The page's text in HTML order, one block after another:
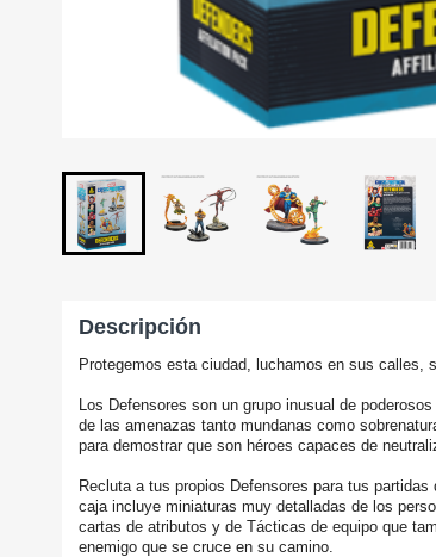
Descripción
Protegemos esta ciudad, luchamos en sus calles,
Los Defensores son un grupo inusual de
de las amenazas tanto mundanas como
para demostrar que son héroes capaces de
Recluta a tus propios Defensores para tus
caja incluye miniaturas muy detalladas de los
cartas de atributos y de Tácticas de equipo que
enemigo que se cruce en su camino.